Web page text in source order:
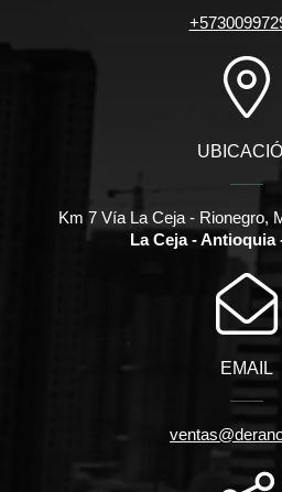
Km 7 Vía La Ceja - Rionegro,
La Ceja - Antioquia
EMAIL